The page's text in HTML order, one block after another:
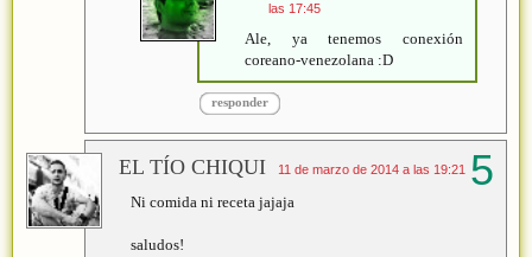
las 17:45
Ale, ya tenemos conexión
coreano-venezolana :D
responder
EL TÍO CHIQUI 11 de marzo de 2014 a las 19:21
Ni comida ni receta jajaja
saludos!